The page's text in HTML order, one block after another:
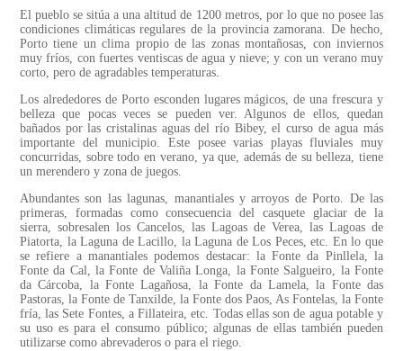
El pueblo se sitúa a una altitud de 1200 metros, por lo que no posee las
condiciones climáticas regulares de la provincia zamorana. De hecho,
Porto tiene un clima propio de las zonas montañosas, con inviernos
muy fríos, con fuertes ventiscas de agua y nieve; y con un verano muy
corto, pero de agradables temperaturas.
Los alrededores de Porto esconden lugares mágicos, de una frescura y
belleza que pocas veces se pueden ver. Algunos de ellos, quedan
bañados por las cristalinas aguas del río Bibey, el curso de agua más
importante del municipio. Este posee varias playas fluviales muy
concurridas, sobre todo en verano, ya que, además de su belleza, tiene
un merendero y zona de juegos.
Abundantes son las lagunas, manantiales y arroyos de Porto. De las
primeras, formadas como consecuencia del casquete glaciar de la
sierra, sobresalen los Cancelos, las Lagoas de Verea, las Lagoas de
Piatorta, la Laguna de Lacillo, la Laguna de Los Peces, etc. En lo que
se refiere a manantiales podemos destacar: la Fonte da Pinllela, la
Fonte da Cal, la Fonte de Valiña Longa, la Fonte Salgueiro, la Fonte
da Cárcoba, la Fonte Lagañosa, la Fonte da Lamela, la Fonte das
Pastoras, la Fonte de Tanxilde, la Fonte dos Paos, As Fontelas, la Fonte
fría, las Sete Fontes, a Fillateira, etc. Todas ellas son de agua potable y
su uso es para el consumo público; algunas de ellas también pueden
utilizarse como abrevaderos o para el riego.